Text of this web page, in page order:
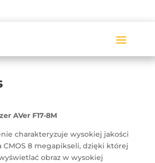
AVer F17-8M
charakteryzuje wysokiej jakości
CMOS 8 megapikseli, dzięki której
obraz w wysokiej